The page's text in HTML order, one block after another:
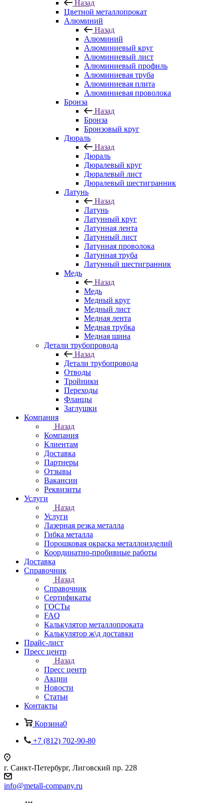
Назад
Цветной металлопрокат
Алюминий
Назад
Алюминий
Алюминиевый круг
Алюминиевый лист
Алюминиевый профиль
Алюминиевая труба
Алюминиевая плита
Алюминиевая проволока
Бронза
Назад
Бронза
Бронзовый круг
Дюраль
Назад
Дюраль
Дюралевый круг
Дюралевый лист
Дюралевый шестигранник
Латунь
Назад
Латунь
Латунный круг
Латунная лента
Латунный лист
Латунная проволока
Латунная труба
Латунный шестигранник
Медь
Назад
Медь
Медный круг
Медный лист
Медная лента
Медная трубка
Медная шина
Детали трубопровода
Назад
Детали трубопровода
Отводы
Тройники
Переходы
Фланцы
Заглушки
Компания
Назад
Компания
Клиентам
Доставка
Партнеры
Отзывы
Вакансии
Реквизиты
Услуги
Назад
Услуги
Лазерная резка металла
Гибка металла
Порошковая окраска металлоизделий
Координатно-пробивные работы
Доставка
Справочник
Назад
Справочник
Сертификаты
ГОСТы
FAQ
Калькулятор металлопроката
Калькулятор ж\д доставки
Прайс-лист
Пресс центр
Назад
Пресс центр
Акции
Новости
Статьи
Контакты
Корзина0
+7 (812) 702-90-80
г. Санкт-Петербург, Лиговский пр. 228
info@metall-company.ru